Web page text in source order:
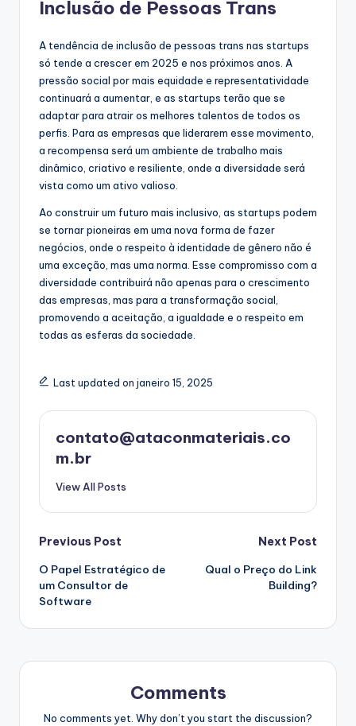
Inclusão de Pessoas Trans
A tendência de inclusão de pessoas trans nas startups
só tende a crescer em 2025 e nos próximos anos. A
pressão social por mais equidade e representatividade
continuará a aumentar, e as startups terão que se
adaptar para atrair os melhores talentos de todos os
perfis. Para as empresas que liderarem esse movimento,
a recompensa será um ambiente de trabalho mais
dinâmico, criativo e resiliente, onde a diversidade será
vista como um ativo valioso.
Ao construir um futuro mais inclusivo, as startups podem
se tornar pioneiras em uma nova forma de fazer
negócios, onde o respeito à identidade de gênero não é
uma exceção, mas uma norma. Esse compromisso com a
diversidade contribuirá não apenas para o crescimento
das empresas, mas para a transformação social,
promovendo a aceitação, a igualdade e o respeito em
todas as esferas da sociedade.
Last updated on janeiro 15, 2025
contato@ataconmateriais.co
m.br
View All Posts
Post
navigation
Previous Post
O Papel Estratégico de
um Consultor de
Software
Next Post
Qual o Preço do Link
Building?
Comments
No comments yet. Why don’t you start the discussion?